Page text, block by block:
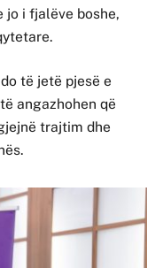
jo i fjalëve boshe,
të jetë pjesë e
angazhohen që
trajtim dhe